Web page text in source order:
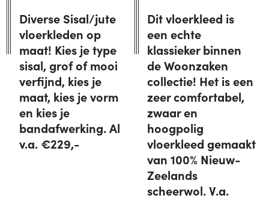
Diverse Sisal/jute
vloerkleden op
maat! Kies je type
sisal, grof of mooi
verfijnd, kies je
maat, kies je vorm
en kies je
bandafwerking. Al
v.a. €229,-
Dit vloerkleed is
een echte
klassieker binnen
de Woonzaken
collectie! Het is een
zeer comfortabel,
zwaar en
hoogpolig
vloerkleed gemaakt
van 100% Nieuw-
Zeelands
scheerwol. V.a.